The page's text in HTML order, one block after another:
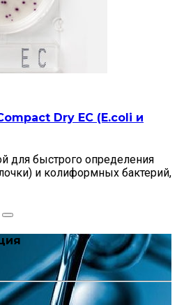
Dry EС (E.coli и
для быстрого определения
и колиформных бактерий,